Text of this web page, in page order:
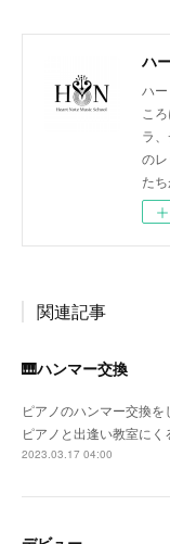
ハ
ハ
こ
ラ
の
た
関連記事
🎹ハンマー交換
ピアノのハンマー交換
ピアノと出逢い教室に
2023.03.17 04:00